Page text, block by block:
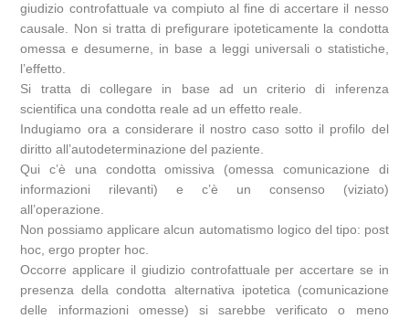
giudizio controfattuale va compiuto al fine di accertare il nesso
causale. Non si tratta di prefigurare ipoteticamente la condotta
omessa e desumerne, in base a leggi universali o statistiche,
l’effetto.
Si tratta di collegare in base ad un criterio di inferenza
scientifica una condotta reale ad un effetto reale.
Indugiamo ora a considerare il nostro caso sotto il profilo del
diritto all’autodeterminazione del paziente.
Qui c’è una condotta omissiva (omessa comunicazione di
informazioni rilevanti) e c’è un consenso (viziato)
all’operazione.
Non possiamo applicare alcun automatismo logico del tipo: post
hoc, ergo propter hoc.
Occorre applicare il giudizio controfattuale per accertare se in
presenza della condotta alternativa ipotetica (comunicazione
delle informazioni omesse) si sarebbe verificato o meno